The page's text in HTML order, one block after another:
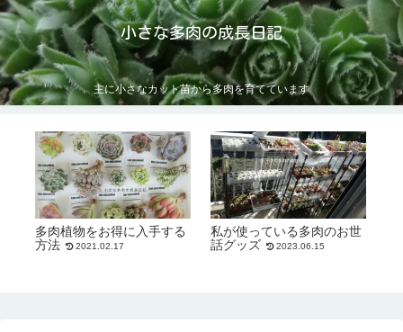
小さな多肉の成長日記
主に小さなカット苗から多肉を育てています
多肉植物をお得に入手する
方法
2021.02.17
私が使っている多肉のお世
話グッズ
2023.06.15